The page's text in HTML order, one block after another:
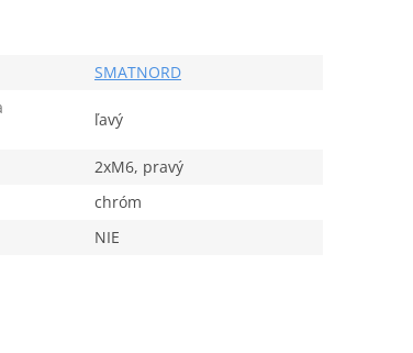
SMATNORD
ľavý
2xM6, pravý
chróm
NIE